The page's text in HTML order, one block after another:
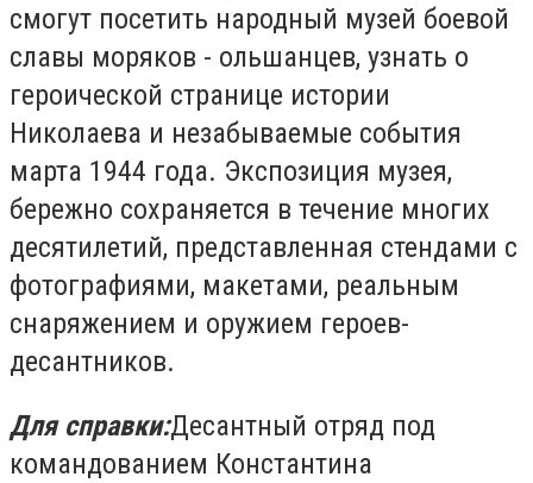
смогут посетить народный музей боевой
славы моряков - ольшанцев, узнать о
героической странице истории
Николаева и незабываемые события
марта 1944 года. Экспозиция музея,
бережно сохраняется в течение многих
десятилетий, представленная стендами с
фотографиями, макетами, реальным
снаряжением и оружием героев-
десантников.
Для справки:Десантный отряд под
командованием Константина